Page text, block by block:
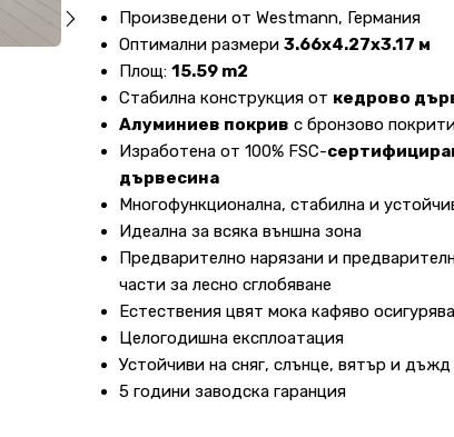
Произведени от Westmann, Германия
Оптимални размери 3.66х4.27х3.17 м
Площ: 15.59 m2
Стабилна конструкция от кедрово
Алуминиев покрив с бронзово
Изработена от 100% FSC-
дървесина
Многофункционална, стабилна и
Идеална за всяка външна зона
Предварително нарязани и
части за лесно сглобяване
Естествения цвят мока кафяво
Целогодишна експлоатация
Устойчиви на сняг, слънце, вятър и дъжд
5 години заводска гаранция